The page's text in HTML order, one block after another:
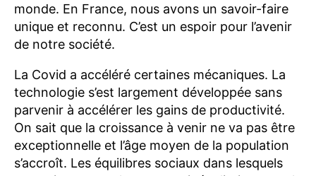
monde. En France, nous avons un savoir-faire
unique et reconnu. C’est un espoir pour l’avenir
de notre société.
La Covid a accéléré certaines mécaniques. La
technologie s’est largement développée sans
parvenir à accélérer les gains de productivité.
On sait que la croissance à venir ne va pas être
exceptionnelle et l’âge moyen de la population
s’accroît. Les équilibres sociaux dans lesquels